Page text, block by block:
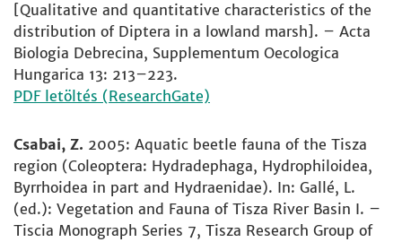
[Qualitative and quantitative characteristics of the
distribution of Diptera in a lowland marsh]. – Acta
Biologia Debrecina, Supplementum Oecologica
Hungarica 13: 213–223.
PDF letöltés (ResearchGate)
Csabai, Z. 2005: Aquatic beetle fauna of the Tisza
region (Coleoptera: Hydradephaga, Hydrophiloidea,
Byrrhoidea in part and Hydraenidae). In: Gallé, L.
(ed.): Vegetation and Fauna of Tisza River Basin I. –
Tiscia Monograph Series 7, Tisza Research Group of